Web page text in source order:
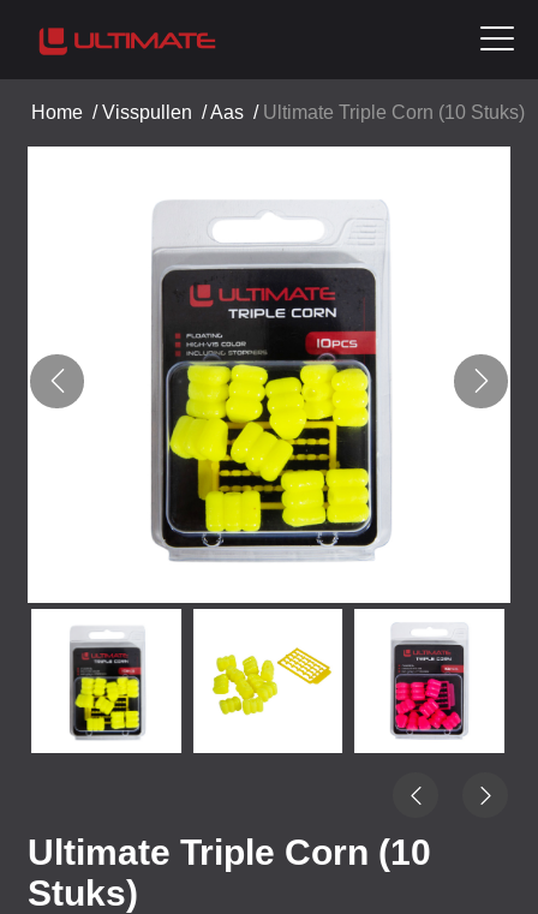
Home /Visspullen /Aas / Ultimate Triple Corn (10 Stuks)
Ultimate Triple Corn (10
Stuks)